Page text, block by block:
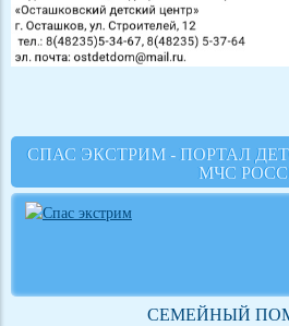
СПАС ЭКСТРИМ - ПОРТАЛ
МЧС
СЕМЕЙНЫЙ